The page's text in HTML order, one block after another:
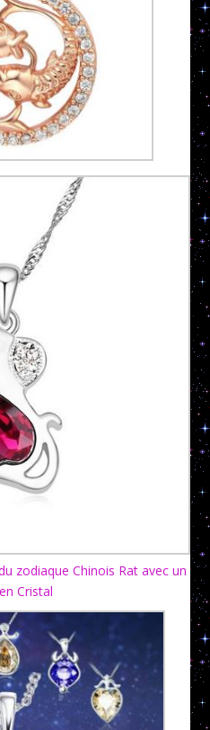
zodiaque Chinois Rat avec un
Cristal